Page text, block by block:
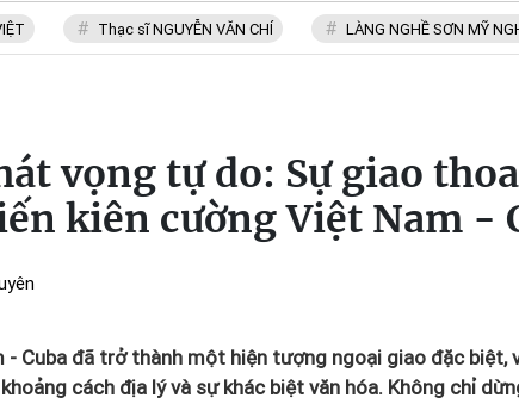
Thạc sĩ NGUYỄN VĂN CHÍ LÀNG NGHỀ SƠN MỸ NGHỆ
vọng tự do: Sự giao
kiên cường Việt Nam -
- Cuba đã trở thành một hiện tượng ngoại giao đặc biệt,
cách địa lý và sự khác biệt văn hóa. Không chỉ